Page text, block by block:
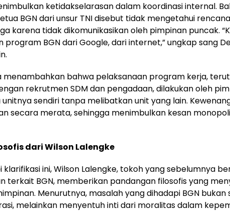
ketidakselarasan dalam koordinasi internal.
BGN dari unsur TNI disebut tidak mengetahui
karena tidak dikomunikasikan oleh pimpinan puncak.
program BGN dari Google, dari internet,” ungkap sang
menambahkan bahwa pelaksanaan program kerja,
rekrutmen SDM dan pengadaan, dilakukan oleh
sendiri tanpa melibatkan unit yang lain.
secara merata, sehingga menimbulkan kesan
dari Wilson Lalengke
klarifikasi ini, Wilson Lalengke, tokoh yang sebelumnya
terkait BGN, memberikan pandangan filosofis yang
Menurutnya, masalah yang dihadapi BGN bukan
melainkan menyentuh inti dari moralitas dalam